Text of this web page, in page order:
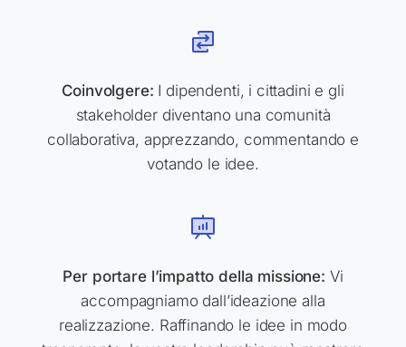
Coinvolgere: I dipendenti, i cittadini e gli
stakeholder diventano una comunità
collaborativa, apprezzando, commentando e
votando le idee.
Per portare l’impatto della missione: Vi
accompagniamo dall’ideazione alla
realizzazione. Raffinando le idee in modo